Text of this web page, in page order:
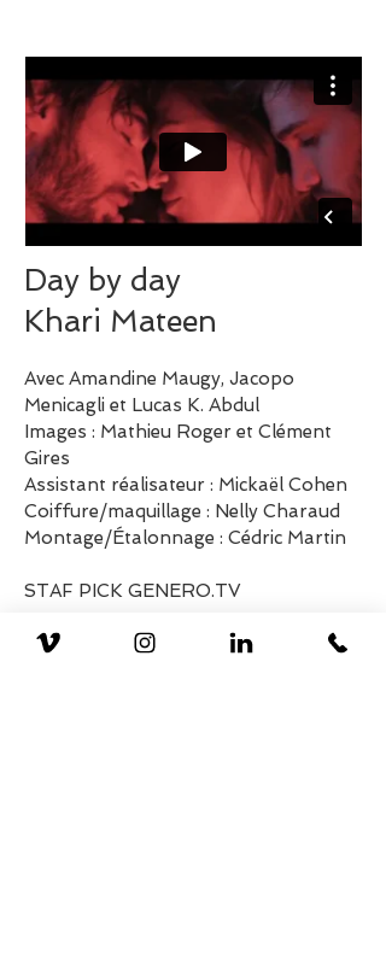
Day by day
Khari Mateen
Avec Amandine Maugy, Jacopo
Menicagli et Lucas K. Abdul
Images : Mathieu Roger et Clément
Gires
Assistant réalisateur : Mickaël Cohen
Coiffure/maquillage : Nelly Charaud
Montage/Étalonnage : Cédric Martin
STAF PICK GENERO.TV